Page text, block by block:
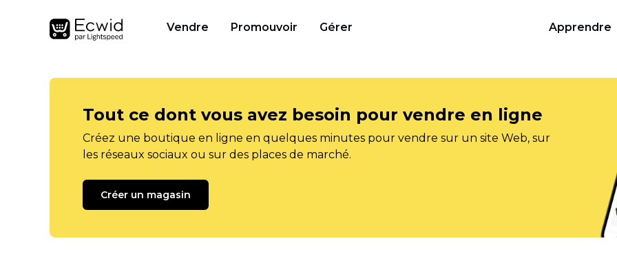
Vendre Promouvoir Gérer Apprendre
Tout ce dont vous avez besoin pour vendre en ligne
Créez une boutique en ligne en quelques minutes pour vendre sur un site Web, sur
les réseaux sociaux ou sur des places de marché.
Créer un magasin